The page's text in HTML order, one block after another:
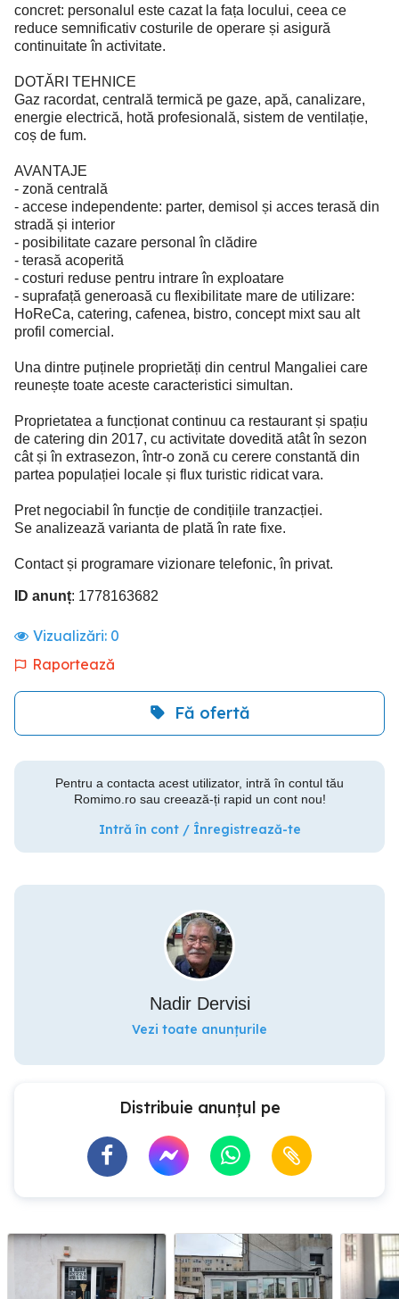
concret: personalul este cazat la fața locului, ceea ce
reduce semnificativ costurile de operare și asigură
continuitate în activitate.
DOTĂRI TEHNICE
Gaz racordat, centrală termică pe gaze, apă, canalizare,
energie electrică, hotă profesională, sistem de ventilație,
coș de fum.
AVANTAJE
- zonă centrală
- accese independente: parter, demisol și acces terasă din
stradă și interior
- posibilitate cazare personal în clădire
- terasă acoperită
- costuri reduse pentru intrare în exploatare
- suprafață generoasă cu flexibilitate mare de utilizare:
HoReCa, catering, cafenea, bistro, concept mixt sau alt
profil comercial.
Una dintre puținele proprietăți din centrul Mangaliei care
reunește toate aceste caracteristici simultan.
Proprietatea a funcționat continuu ca restaurant și spațiu
de catering din 2017, cu activitate dovedită atât în sezon
cât și în extrasezon, într-o zonă cu cerere constantă din
partea populației locale și flux turistic ridicat vara.
Pret negociabil în funcție de condițiile tranzacției.
Se analizează varianta de plată în rate fixe.
Contact și programare vizionare telefonic, în privat.
ID anunț: 1778163682
Vizualizări: 0
Raportează
Fă ofertă
Pentru a contacta acest utilizator, intră în contul tău
Romimo.ro sau creează-ți rapid un cont nou!
Intră în cont / Înregistrează-te
Nadir Dervisi
Vezi toate anunțurile
Distribuie anunțul pe